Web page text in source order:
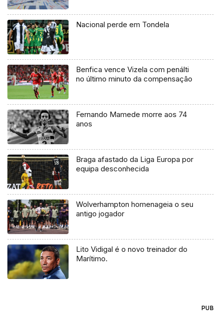
Nacional perde em Tondela
Benfica vence Vizela com penálti
no último minuto da compensação
Fernando Mamede morre aos 74
anos
Braga afastado da Liga Europa por
equipa desconhecida
Wolverhampton homenageia o seu
antigo jogador
Lito Vidigal é o novo treinador do
Marítimo.
PUB